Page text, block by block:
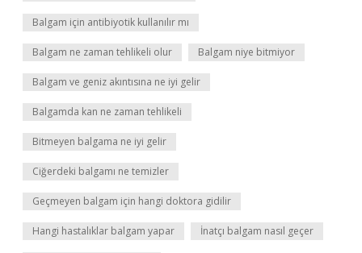
Balgam için antibiyotik kullanılır mı
Balgam ne zaman tehlikeli olur Balgam niye bitmiyor
Balgam ve geniz akıntısına ne iyi gelir
Balgamda kan ne zaman tehlikeli
Bitmeyen balgama ne iyi gelir
Ciğerdeki balgamı ne temizler
Geçmeyen balgam için hangi doktora gidilir
Hangi hastalıklar balgam yapar İnatçı balgam nasıl geçer